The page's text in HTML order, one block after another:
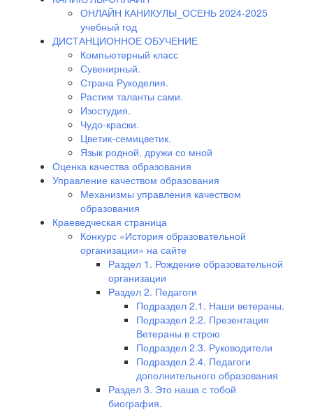
ОНЛАЙН КАНИКУЛЫ_ОСЕНЬ 2024-2025
учебный год
ДИСТАНЦИОННОЕ ОБУЧЕНИЕ
Компьютерный класс
Сувенирный.
Страна Рукоделия.
Растим таланты сами.
Изостудия.
Чудо-краски.
Цветик-семицветик.
Язык родной, дружи со мной
Оценка качества образования
Управление качеством образования
Механизмы управления качеством
образования
Краеведческая страница
Конкурс «История образовательной
организации» на сайте
Раздел 1. Рождение образовательной
организации
Раздел 2. Педагоги
Подраздел 2.1. Наши ветераны.
Подраздел 2.2. Презентация
Ветераны в строю
Подраздел 2.3. Руководители
Подраздел 2.4. Педагоги
дополнительного образования
Раздел 3. Это наша с тобой
биография.